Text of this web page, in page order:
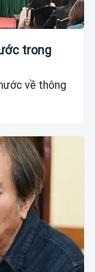
trong
về thông